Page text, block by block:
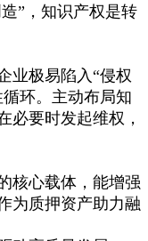
”，知识产权是转
业极易陷入“侵权
环。主动布局知
必要时发起维权，
核心载体，能增强
为质押资产助力融